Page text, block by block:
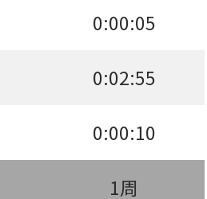
0:00:05
0:02:55
0:00:10
1周